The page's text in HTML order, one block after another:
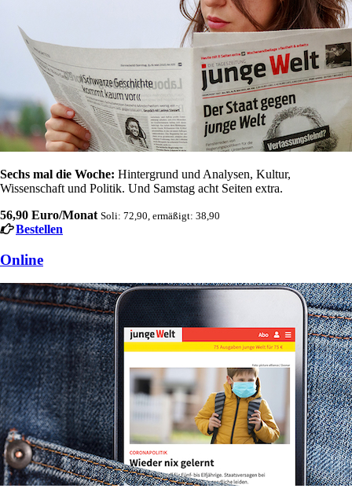
Sechs mal die Woche: Hintergrund und Analysen, Kultur,
Wissenschaft und Politik. Und Samstag acht Seiten extra.
56,90 Euro/Monat Soli: 72,90, ermäßigt: 38,90
Bestellen
Online